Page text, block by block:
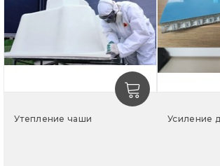
желаемую нагрузку.
Чаша бассейна ЭРИ выполнена из
композитного материала, который не
гниению, деформации от
выгоранию на солнце. Гладкая
острых углов не склонна к
вода дольше остается чистой, а уход
Утепление чаши Усиление